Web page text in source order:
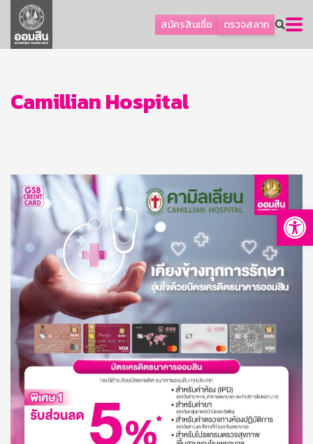
สมัครสินเชื่อ ตรวจสลาก
ลูกค้าธุรกิจ
ลูกค้าผู้ประกอบรายย่อย
ออมเพื่อสุข
บริการทางการเงิน
อื่นๆ
ติดต่อเรา
บริการออนไลน์
TH
EN
GSB Society
Camillian Hospital